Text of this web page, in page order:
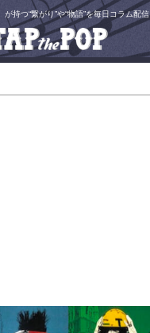
が持つ“繋がり”や“物語”を毎日コラム配信